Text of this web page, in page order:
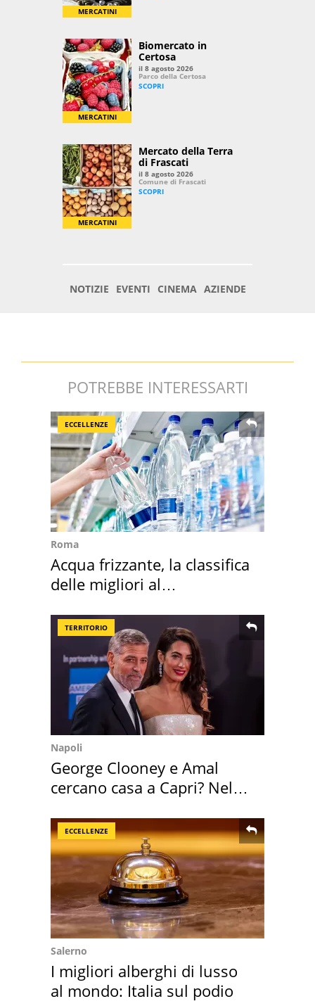
POTREBBE INTERESSARTI
ECCELLENZE
Roma
Acqua frizzante, la classifica
delle migliori al
TERRITORIO
Napoli
George Clooney e Amal
cercano casa a Capri? Nel
ECCELLENZE
Salerno
I migliori alberghi di lusso
al mondo: Italia sul podio